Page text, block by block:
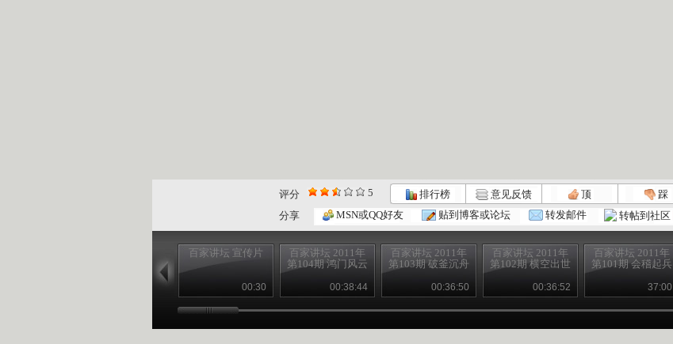
评分 5 排行榜 意见反馈 顶 踩
分享
MSN或QQ好友 贴到博客或论坛 转发邮件 转帖到社区
百家讲坛 宣传片
00:30
百家讲坛 2011年
第104期 鸿门风云
00:38:44
百家讲坛 2011年
第103期 破釜沉舟
00:36:50
百家讲坛 2011年
第102期 横空出世
00:36:52
百家讲坛 2011年
第101期 会稽起兵
37:00